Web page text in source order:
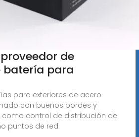
de
batería para
para exteriores de acero
con buenos bordes y
como control de distribución de
puntos de red